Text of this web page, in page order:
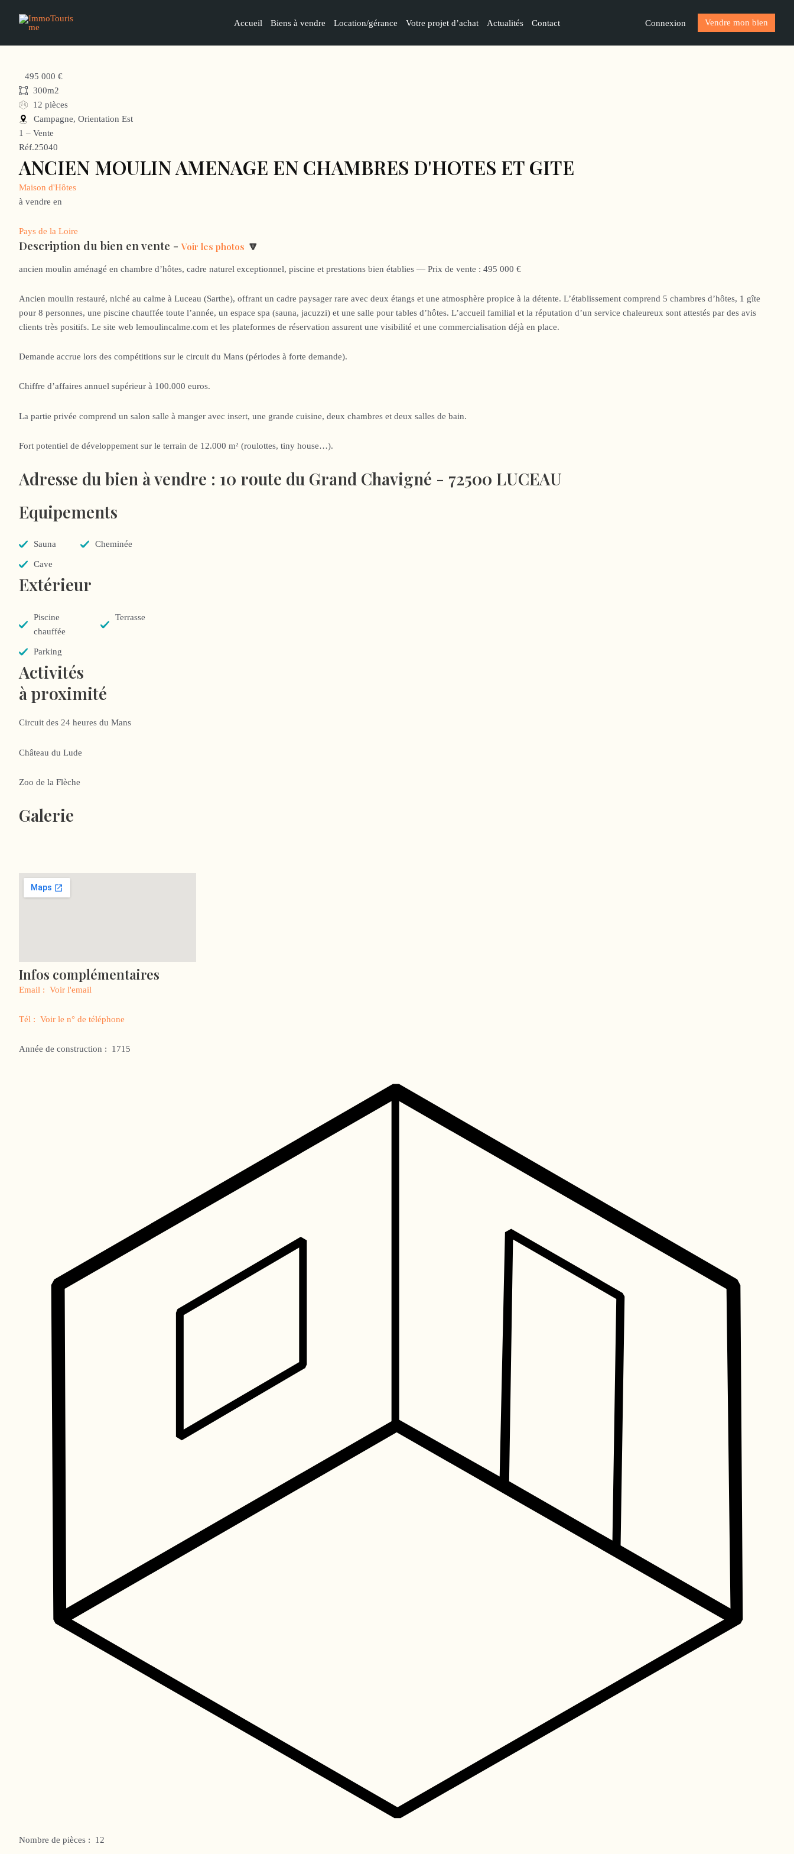
Accueil Biens à vendre Location/gérance Votre projet d’achat Actualités Contact Connexion Vendre mon bien
495 000 €
300m2
12 pièces
Campagne, Orientation Est
1 – Vente
Réf.25040
ANCIEN MOULIN AMENAGE EN CHAMBRES D'HOTES ET GITE
Maison d'Hôtes
à vendre en
Pays de la Loire
Description du bien en vente -Voir les photos 🔽
ancien moulin aménagé en chambre d’hôtes, cadre naturel exceptionnel, piscine et prestations bien établies — Prix de vente : 495 000 €
Ancien moulin restauré, niché au calme à Luceau (Sarthe), offrant un cadre paysager rare avec deux étangs et une atmosphère propice à la détente. L’établissement comprend 5 chambres d’hôtes, 1 gîte
pour 8 personnes, une piscine chauffée toute l’année, un espace spa (sauna, jacuzzi) et une salle pour tables d’hôtes. L’accueil familial et la réputation d’un service chaleureux sont attestés par des avis
clients très positifs. Le site web lemoulincalme.com et les plateformes de réservation assurent une visibilité et une commercialisation déjà en place.
Demande accrue lors des compétitions sur le circuit du Mans (périodes à forte demande).
Chiffre d’affaires annuel supérieur à 100.000 euros.
La partie privée comprend un salon salle à manger avec insert, une grande cuisine, deux chambres et deux salles de bain.
Fort potentiel de développement sur le terrain de 12.000 m² (roulottes, tiny house…).
Adresse du bien à vendre : 10 route du Grand Chavigné - 72500 LUCEAU
Equipements
Sauna Cheminée
Cave
Extérieur
Piscine
chauffée
Terrasse
Parking
Activités
à proximité
Circuit des 24 heures du Mans
Château du Lude
Zoo de la Flèche
Galerie
Infos complémentaires
Email : Voir l'email
Tél : Voir le n° de téléphone
Année de construction : 1715
Nombre de pièces : 12